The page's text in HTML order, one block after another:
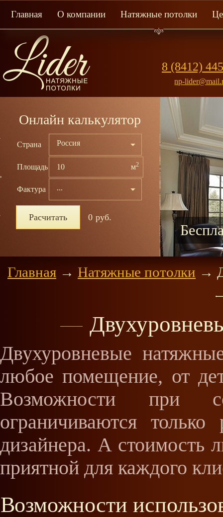
Главная О компании Натяжные потолки
8 (8412)
np-
Онлайн калькулятор
Страна Россия
Площадь м2
Фактура ...
Расчитать 0 руб.
При
Главная → Натяжные потолки →
Двухуровневые
любое помещение, от
Возможности при
ограничиваются
дизайнера. А стоимость
приятной для каждого
Возможности